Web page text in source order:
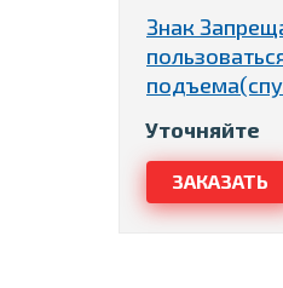
Знак
Уточняйте